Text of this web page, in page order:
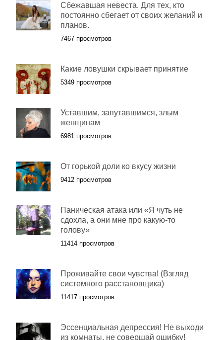
Сбежавшая невеста. Для тех, кто
постоянно сбегает от своих желаний и
планов.
7467 просмотров
Какие ловушки скрывает принятие
5349 просмотров
Уставшим, запутавшимся, злым
женщинам
6981 просмотров
От горькой доли ко вкусу жизни
9412 просмотров
Паническая атака или «Я чуть не
сдохла, а они мне про какую-то
голову»
11414 просмотров
Проживайте свои чувства! (Взгляд
системного расстановщика)
11417 просмотров
Эссенциальная депрессия! Не выходи
из комнаты, не совершай ошибку!